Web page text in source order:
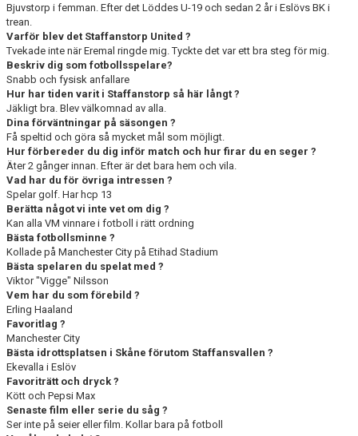
EM / VM TIPS
Bjuvstorp i femman. Efter det Löddes U-19 och sedan 2 år i Eslövs BK i
trean.
Varför blev det Staffanstorp United ?
Tvekade inte när Eremal ringde mig. Tyckte det var ett bra steg för mig.
Beskriv dig som fotbollsspelare?
Snabb och fysisk anfallare
Hur har tiden varit i Staffanstorp så här långt ?
Jäkligt bra. Blev välkomnad av alla.
Dina förväntningar på säsongen ?
Få speltid och göra så mycket mål som möjligt.
Hur förbereder du dig inför match och hur firar du en seger ?
Äter 2 gånger innan. Efter är det bara hem och vila.
Vad har du för övriga intressen ?
Spelar golf. Har hcp 13
Berätta något vi inte vet om dig ?
Kan alla VM vinnare i fotboll i rätt ordning
Bästa fotbollsminne ?
Kollade på Manchester City på Etihad Stadium
Bästa spelaren du spelat med ?
Viktor "Vigge" Nilsson
Vem har du som förebild ?
Erling Haaland
Favoritlag ?
Manchester City
Bästa idrottsplatsen i Skåne förutom Staffansvallen ?
Ekevalla i Eslöv
Favoriträtt och dryck ?
Kött och Pepsi Max
Senaste film eller serie du såg ?
Ser inte på seier eller film. Kollar bara på fotboll